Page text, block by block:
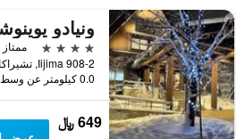
ونيادو
4 نجوم
ممتاز 9.2
0.0 كيلومتر عن وسط المدينة
649 ﷼